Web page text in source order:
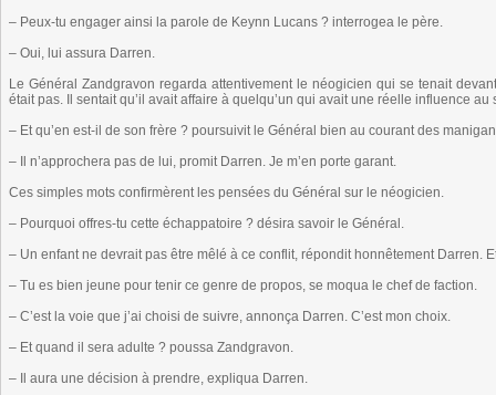
– Peux-tu engager ainsi la parole de Keynn Lucans ? interrogea le père.
– Oui, lui assura Darren.
Le Général Zandgravon regarda attentivement le néogicien qui se tenait
était pas. Il sentait qu’il avait affaire à quelqu’un qui avait une réelle influence au
– Et qu’en est-il de son frère ? poursuivit le Général bien au courant des
– Il n’approchera pas de lui, promit Darren. Je m’en porte garant.
Ces simples mots confirmèrent les pensées du Général sur le néogicien.
– Pourquoi offres-tu cette échappatoire ? désira savoir le Général.
– Un enfant ne devrait pas être mêlé à ce conflit, répondit honnêtement Darren.
– Tu es bien jeune pour tenir ce genre de propos, se moqua le chef de faction.
– C’est la voie que j’ai choisi de suivre, annonça Darren. C’est mon choix.
– Et quand il sera adulte ? poussa Zandgravon.
– Il aura une décision à prendre, expliqua Darren.